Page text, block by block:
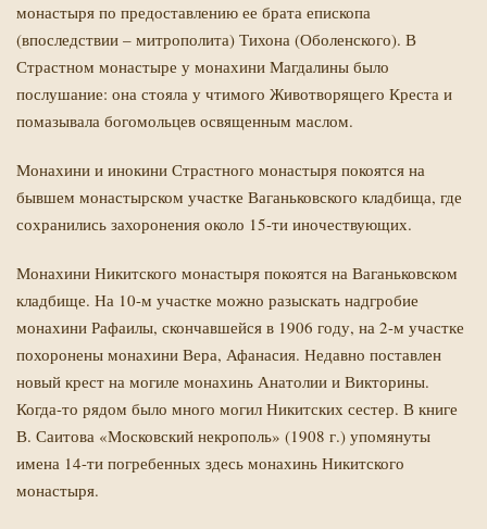
монастыря по предоставлению ее брата епископа
(впоследствии – митрополита) Тихона (Оболенского). В
Страстном монастыре у монахини Магдалины было
послушание: она стояла у чтимого Животворящего Креста и
помазывала богомольцев освященным маслом.
Монахини и инокини Страстного монастыря покоятся на
бывшем монастырском участке Ваганьковского кладбища, где
сохранились захоронения около 15-ти иночествующих.
Монахини Никитского монастыря покоятся на Ваганьковском
кладбище. На 10-м участке можно разыскать надгробие
монахини Рафаилы, скончавшейся в 1906 году, на 2-м участке
похоронены монахини Вера, Афанасия. Недавно поставлен
новый крест на могиле монахинь Анатолии и Викторины.
Когда-то рядом было много могил Никитских сестер. В книге
В. Саитова «Московский некрополь» (1908 г.) упомянуты
имена 14-ти погребенных здесь монахинь Никитского
монастыря.